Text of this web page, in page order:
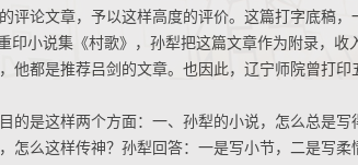
评论文章，予以这样高度的评价。这篇打字底稿，
印小说集《村歌》，孙犁把这篇文章作为附录，收
他都是推荐吕剑的文章。也因此，辽宁师院曾打印
的是这样两个方面：一、孙犁的小说，怎么总是写
怎么这样传神？孙犁回答：一是写小节，二是写柔